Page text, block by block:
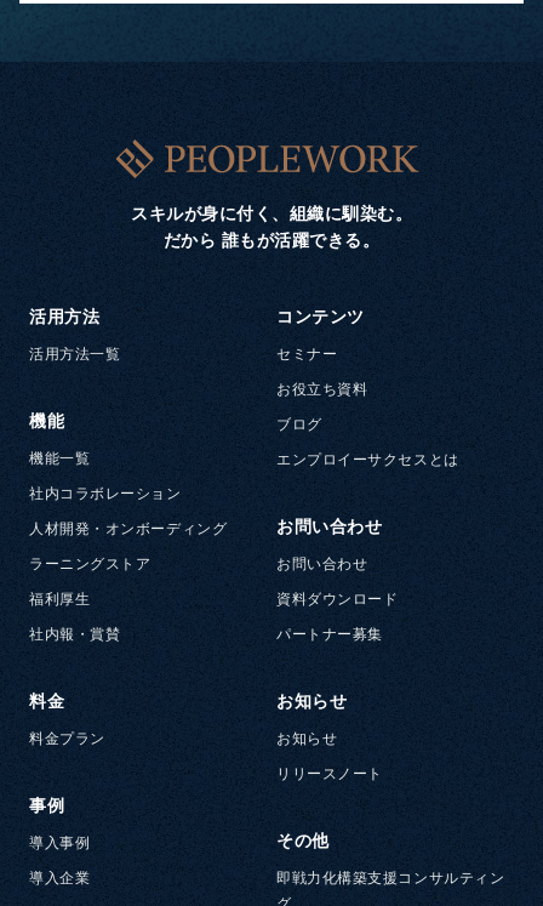
スキルが身に付く、組織に馴染む。
だから 誰もが活躍できる。
活用方法
活用方法一覧
機能
機能一覧
社内コラボレーション
人材開発・オンボーディング
ラーニングストア
福利厚生
社内報・賞賛
料金
料金プラン
事例
導入事例
導入企業
コンテンツ
セミナー
お役立ち資料
ブログ
エンプロイーサクセスとは
お問い合わせ
お問い合わせ
資料ダウンロード
パートナー募集
お知らせ
お知らせ
リリースノート
その他
即戦力化構築支援コンサルティン